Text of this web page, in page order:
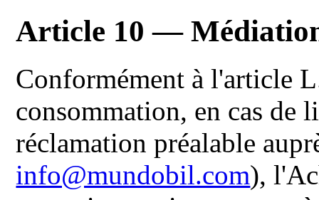
Article 10 —
Conformément à l'article
consommation, en cas de
réclamation préalable
info@mundobil.com),